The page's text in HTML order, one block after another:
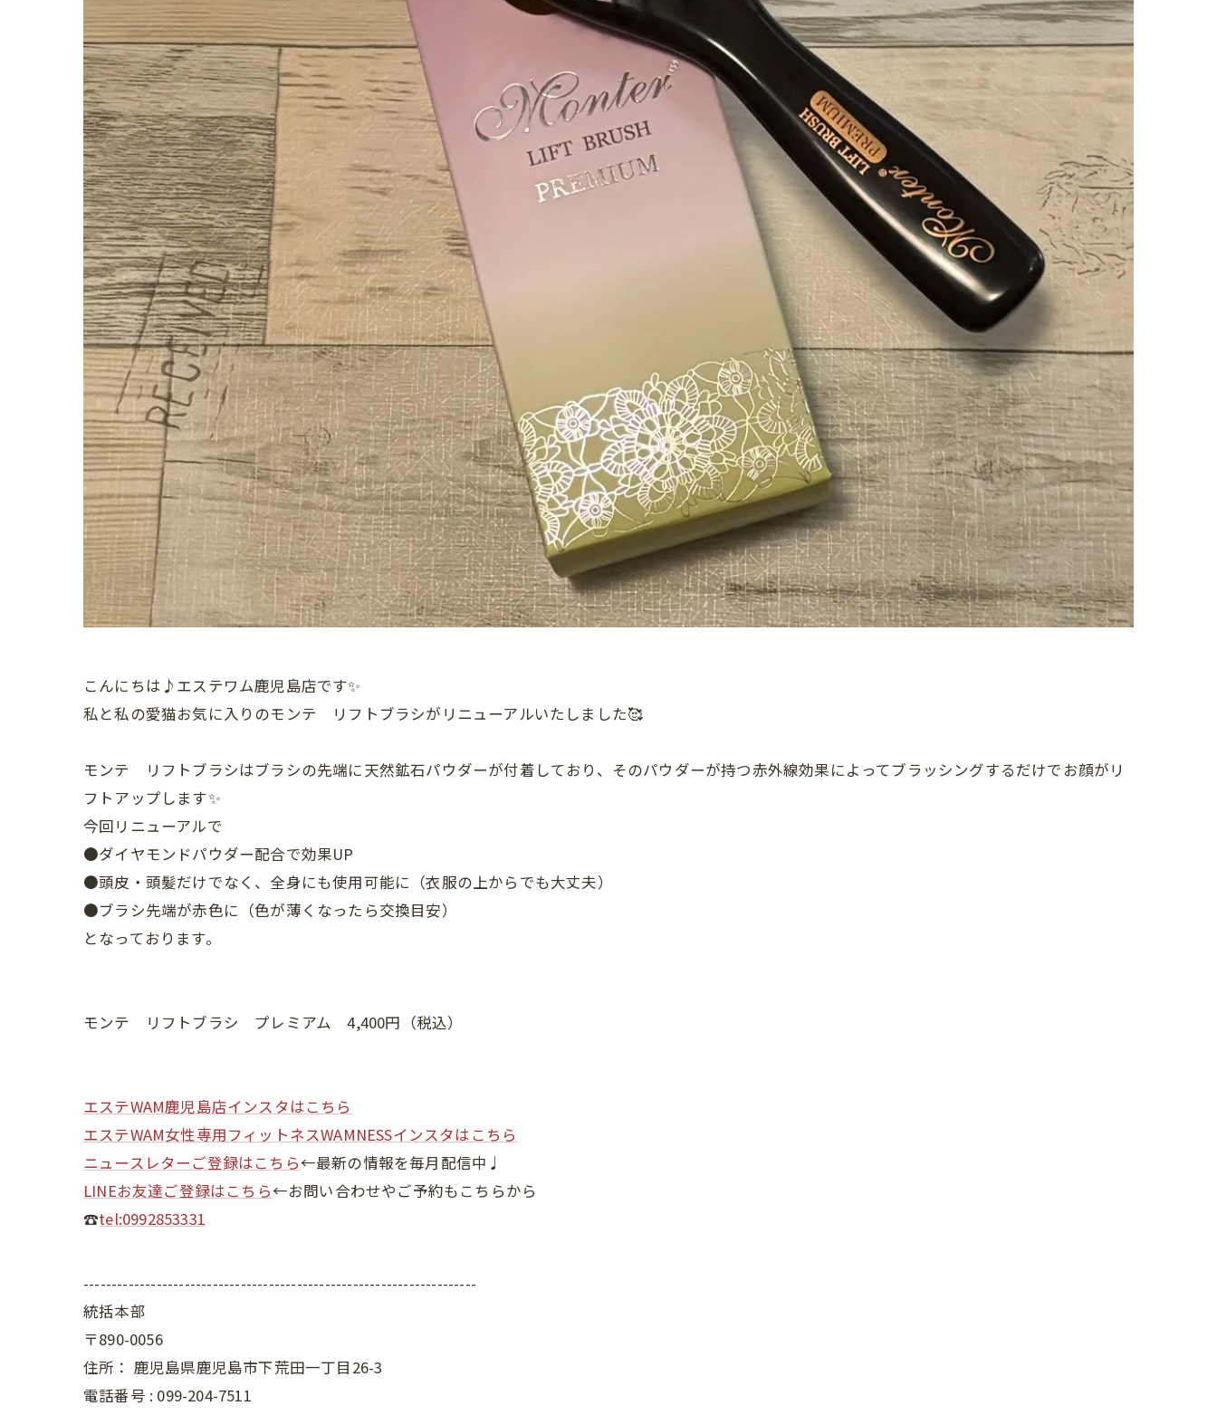
こんにちは♪エステワム鹿児島店です✨
私と私の愛猫お気に入りのモンテ リフトブラシがリニューアルいたしました🥰
モンテ リフトブラシはブラシの先端に天然鉱石パウダーが付着しており、そのパウダーが持つ赤外線効果によってブラッシングするだけでお顔がリ
フトアップします✨
今回リニューアルで
●ダイヤモンドパウダー配合で効果UP
●頭皮・頭髪だけでなく、全身にも使用可能に（衣服の上からでも大丈夫）
●ブラシ先端が赤色に（色が薄くなったら交換目安）
となっております。
モンテ リフトブラシ プレミアム 4,400円（税込）
エステWAM鹿児島店インスタはこちら
エステWAM女性専用フィットネスWAMNESSインスタはこちら
ニュースレターご登録はこちら←最新の情報を毎月配信中♩
LINEお友達ご登録はこちら←お問い合わせやご予約もこちらから
☎tel:0992853331
----------------------------------------------------------------------
統括本部
〒890-0056
住所： 鹿児島県鹿児島市下荒田一丁目26-3
電話番号 : 099-204-7511